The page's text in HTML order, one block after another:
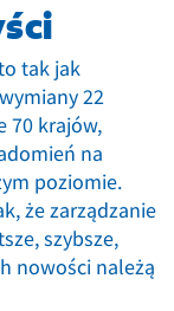
tak jak
22
70 krajów,
na
poziomie.
że zarządzanie
szybsze,
nowości należą